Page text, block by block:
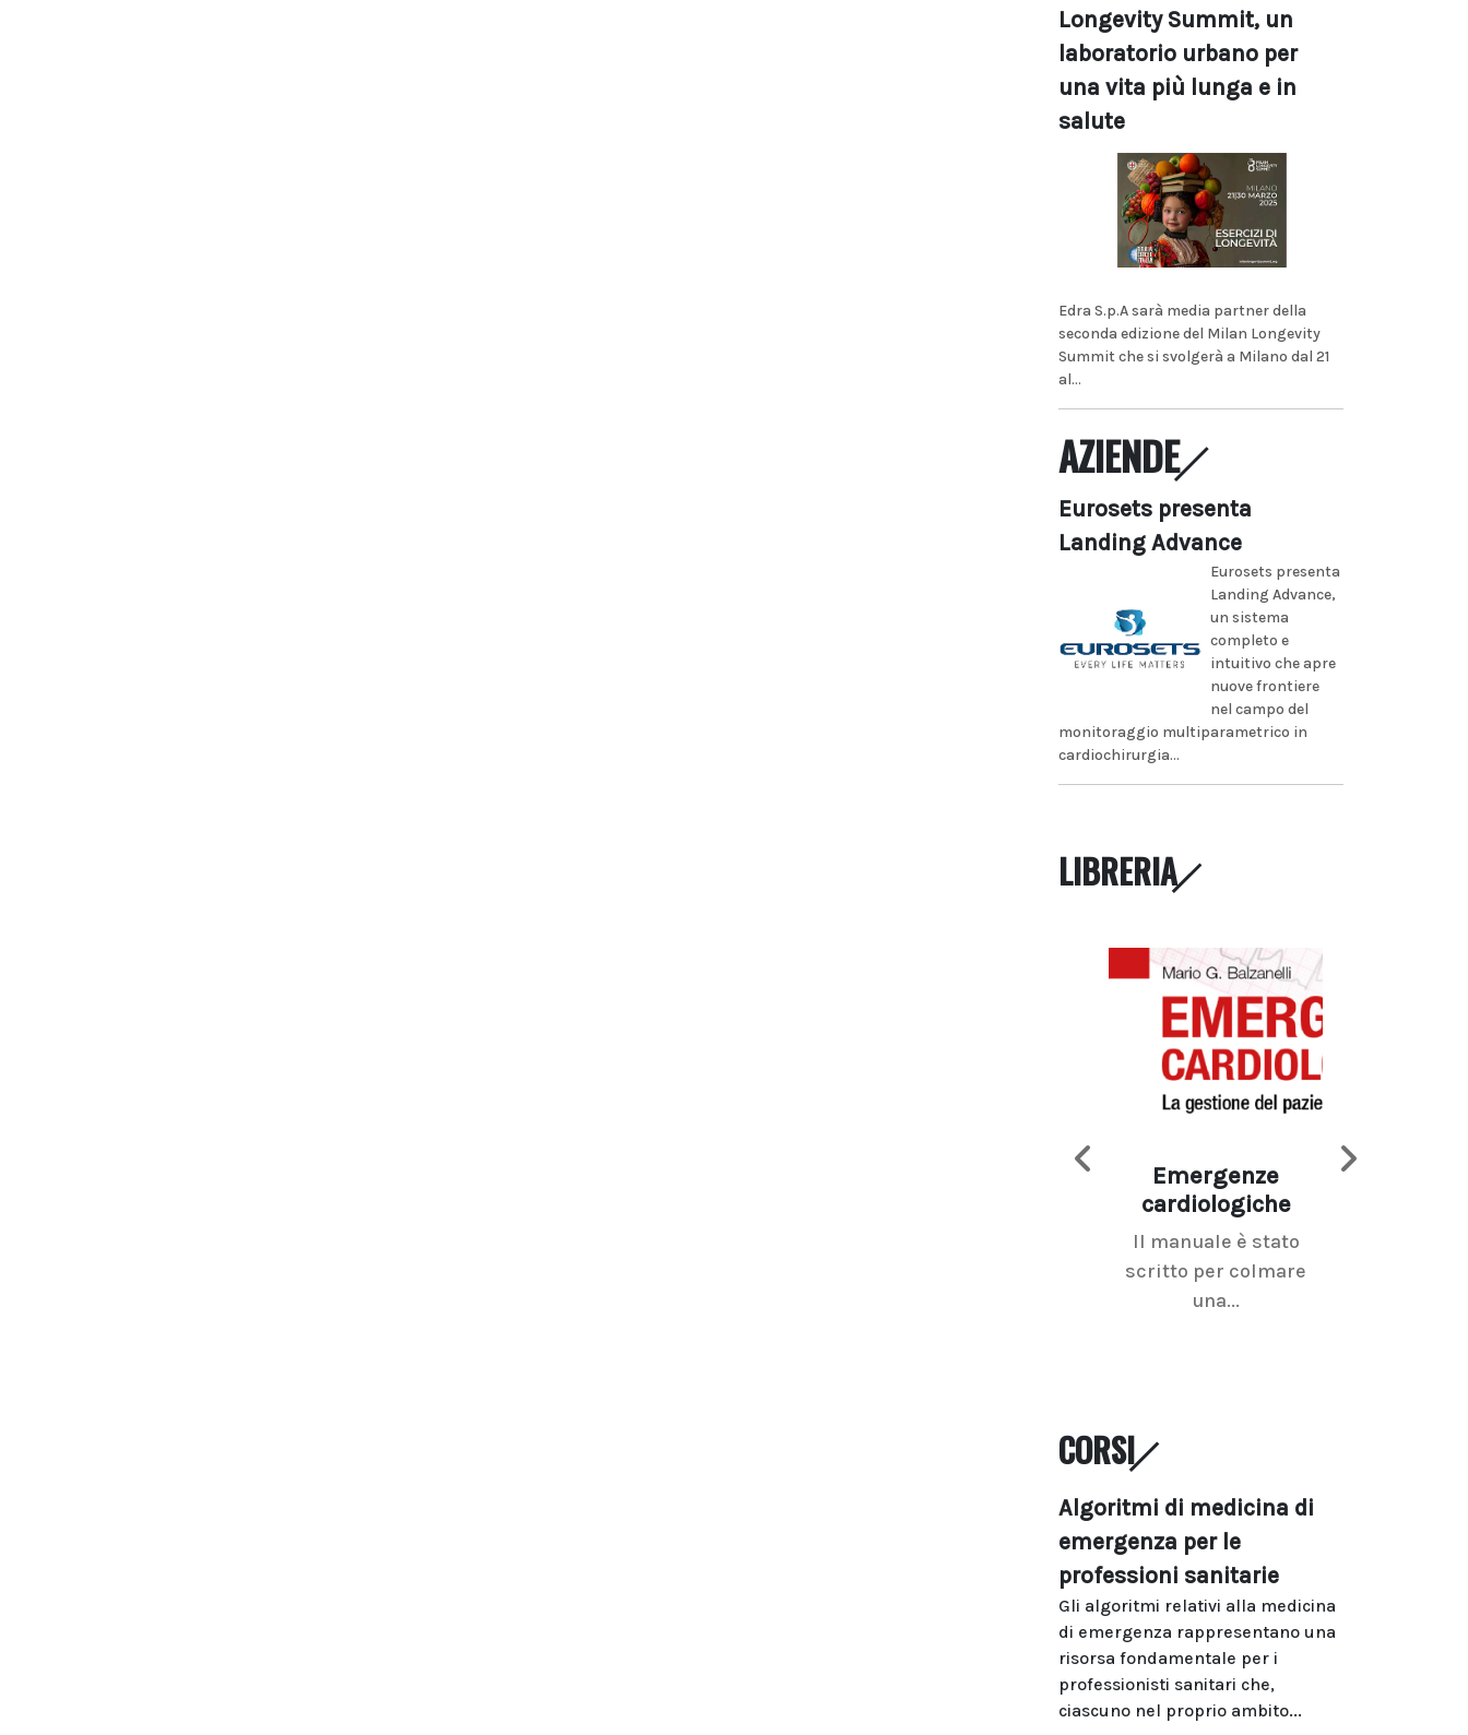
Longevity Summit, un
laboratorio urbano per
una vita più lunga e in
salute
Edra S.p.A sarà media partner della
seconda edizione del Milan Longevity
Summit che si svolgerà a Milano dal 21
al...
AZIENDE
Eurosets presenta
Landing Advance
Eurosets presenta
Landing Advance,
un sistema
completo e
intuitivo che apre
nuove frontiere
nel campo del
monitoraggio multiparametrico in
cardiochirurgia...
LIBRERIA
Emergenze
cardiologiche
Il manuale è stato
scritto per colmare
una...
CORSI
Algoritmi di medicina di
emergenza per le
professioni sanitarie
Gli algoritmi relativi alla medicina
di emergenza rappresentano una
risorsa fondamentale per i
professionisti sanitari che,
ciascuno nel proprio ambito...